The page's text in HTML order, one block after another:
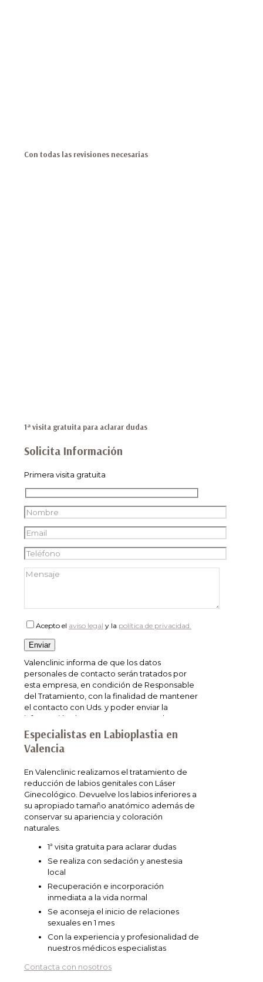
Con todas las revisiones necesarias
1ª visita gratuita para aclarar dudas
Solicita Información
Primera visita gratuita
Acepto el aviso legal y la política de privacidad.
Valenclinic informa de que los datos
personales de contacto serán tratados por
esta empresa, en condición de Responsable
del Tratamiento, con la finalidad de mantener
el contacto con Uds. y poder enviar la
información de nuestra empresa. La base
jurídica que legitima el tratamiento de los
datos de contacto personales, por parte de
Valenclinic, radica en el consentimiento
SOLICITUD DE INFORMACIÓN. Los datos
personales serán conservados mientras no se
manifieste solicitud de oposición o supresión
al tratamiento de sus datos. Los datos de
carácter personal no serán cedidos o
comunicados a terceros, salvo en los
caso de considerar vulnerado su derecho a la
protección de datos personales, podrá
interponer una reclamación ante la Agencia
Española de Protección de Datos
www.aepd.es).
Especialistas en Labioplastia en
Valencia
En Valenclinic realizamos el tratamiento de
reducción de labios genitales con Láser
Ginecológico. Devuelve los labios inferiores a
su apropiado tamaño anatómico además de
conservar su apariencia y coloración
naturales.
1ª visita gratuita para aclarar dudas
Se realiza con sedación y anestesia
local
Recuperación e incorporación
inmediata a la vida normal
Se aconseja el inicio de relaciones
sexuales en 1 mes
Con la experiencia y profesionalidad de
nuestros médicos especialistas
Contacta con nosotros